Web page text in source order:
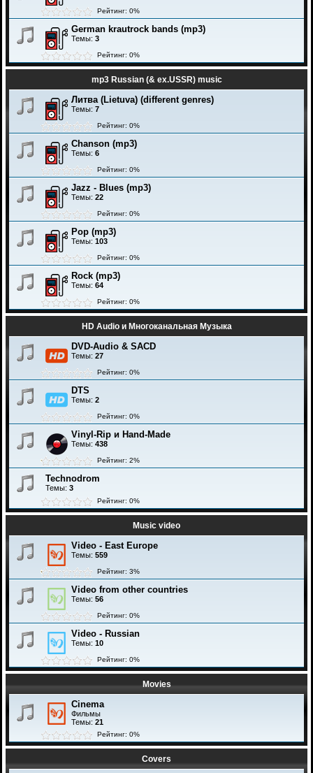
Рейтинг: 0%
German krautrock bands (mp3)
Темы: 3
Рейтинг: 0%
mp3 Russian (& ex.USSR) music
Литва (Lietuva) (different genres)
Темы: 7
Рейтинг: 0%
Chanson (mp3)
Темы: 6
Рейтинг: 0%
Jazz - Blues (mp3)
Темы: 22
Рейтинг: 0%
Pop (mp3)
Темы: 103
Рейтинг: 0%
Rock (mp3)
Темы: 64
Рейтинг: 0%
HD Audio и Многоканальная Музыка
DVD-Audio & SACD
Темы: 27
Рейтинг: 0%
DTS
Темы: 2
Рейтинг: 0%
Vinyl-Rip и Hand-Made
Темы: 438
Рейтинг: 2%
Technodrom
Темы: 3
Рейтинг: 0%
Music video
Video - East Europe
Темы: 559
Рейтинг: 3%
Video from other countries
Темы: 56
Рейтинг: 0%
Video - Russian
Темы: 10
Рейтинг: 0%
Movies
Cinema
Фильмы
Темы: 21
Рейтинг: 0%
Covers